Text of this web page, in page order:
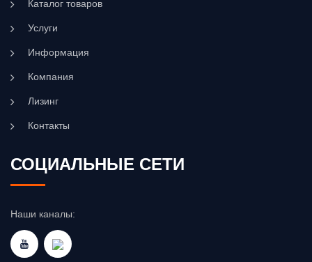
Каталог товаров
Услуги
Информация
Компания
Лизинг
Контакты
СОЦИАЛЬНЫЕ СЕТИ
Наши каналы: